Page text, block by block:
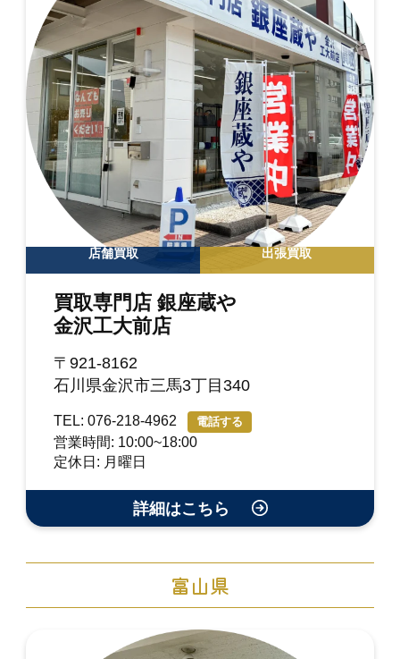
店舗買取 出張買取
買取専門店 銀座蔵や
金沢工大前店
〒921-8162
石川県金沢市三馬3丁目340
TEL: 076-218-4962 電話する
営業時間: 10:00~18:00
定休日: 月曜日
詳細はこちら
富山県